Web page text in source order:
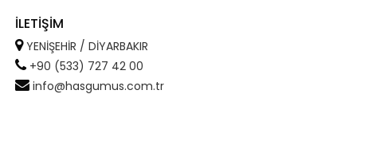
İLETİŞİM
YENİŞEHİR / DİYARBAKIR
+90 (533) 727 42 00
info@hasgumus.com.tr